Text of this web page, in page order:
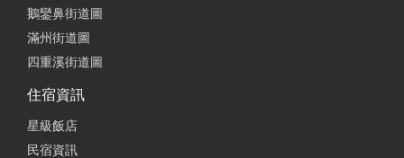
鵝鑾鼻街道圖
滿州街道圖
四重溪街道圖
住宿資訊
星級飯店
民宿資訊